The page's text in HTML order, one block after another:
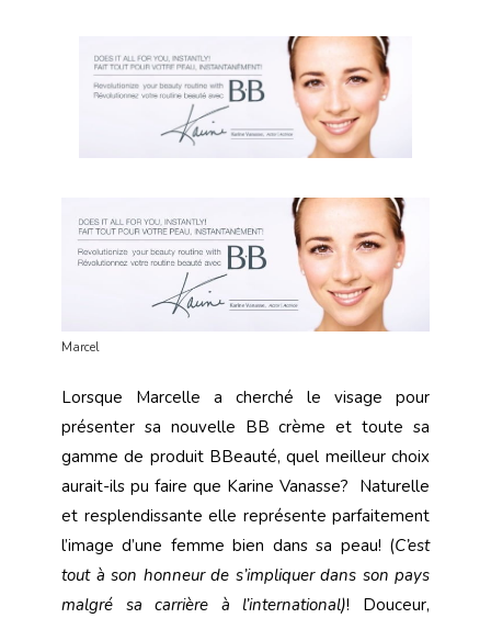
Marcel
Lorsque Marcelle a cherché le visage pour
présenter sa nouvelle BB crème et toute sa
gamme de produit BBeauté, quel meilleur choix
aurait-ils pu faire que Karine Vanasse? Naturelle
et resplendissante elle représente parfaitement
l’image d’une femme bien dans sa peau! (C’est
tout à son honneur de s’impliquer dans son pays
malgré sa carrière à l’international)! Douceur,